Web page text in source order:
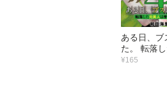
ある日、ブ
た。 転落し
は手に負
¥165